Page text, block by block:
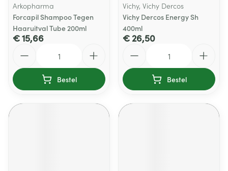
Arkopharma
Forcapil Shampoo Tegen
Haaruitval Tube 200ml
€ 15,66
Bestel
Vichy, Vichy Dercos
Vichy Dercos Energy Sh
400ml
€ 26,50
Bestel